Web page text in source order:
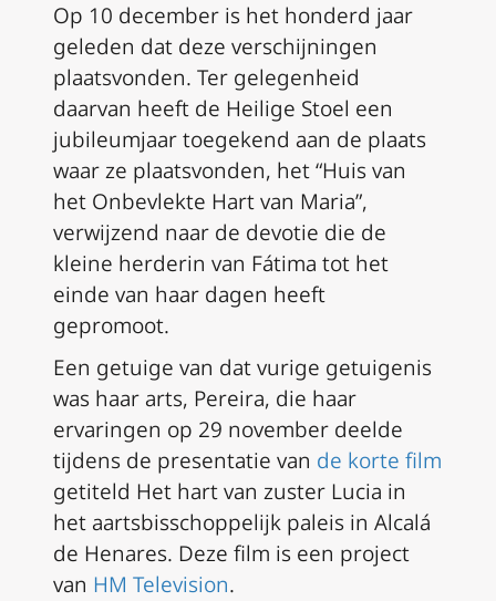
Op 10 december is het honderd jaar
geleden dat deze verschijningen
plaatsvonden. Ter gelegenheid
daarvan heeft de Heilige Stoel een
jubileumjaar toegekend aan de plaats
waar ze plaatsvonden, het “Huis van
het Onbevlekte Hart van Maria”,
verwijzend naar de devotie die de
kleine herderin van Fátima tot het
einde van haar dagen heeft
gepromoot.
Een getuige van dat vurige getuigenis
was haar arts, Pereira, die haar
ervaringen op 29 november deelde
tijdens de presentatie van de korte film
getiteld Het hart van zuster Lucia in
het aartsbisschoppelijk paleis in Alcalá
de Henares. Deze film is een project
van HM Television.